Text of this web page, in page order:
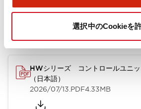
選択中のCookieを
取扱説明書 CAD 規格・
HWシリーズ コントロールユニッ
（日本語）
2026/07/13.PDF4.33MB